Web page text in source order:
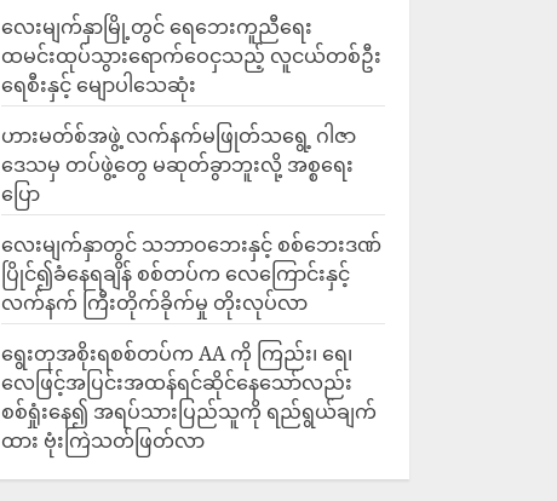
လေးမျက်နှာမြို့တွင် ရေဘေးကူညီရေး
ထမင်းထုပ်သွားရောက်ဝေငှသည့် လူငယ်တစ်ဦး
ရေစီးနှင့် မျောပါသေဆုံး
ဟားမတ်စ်အဖွဲ့ လက်နက်မဖြုတ်သရွေ့ ဂါဇာ
ဒေသမှ တပ်ဖွဲ့တွေ မဆုတ်ခွာဘူးလို့ အစ္စရေး
ပြော
‎လေးမျက်နှာတွင် သဘာဝဘေးနှင့် စစ်ဘေးဒဏ်
ပြိုင်၍ခံနေရချိန် စစ်တပ်က လေကြောင်းနှင့်
လက်နက် ကြီးတိုက်ခိုက်မှု တိုးလုပ်လာ
ရွေးတုအစိုးရစစ်တပ်က AA ကို ကြည်း၊ ရေ၊
လေဖြင့်အပြင်းအထန်ရင်ဆိုင်နေသော်လည်း
စစ်ရှုံးနေ၍ အရပ်သားပြည်သူကို ရည်ရွယ်ချက်
ထား ဗုံးကြဲသတ်ဖြတ်လာ